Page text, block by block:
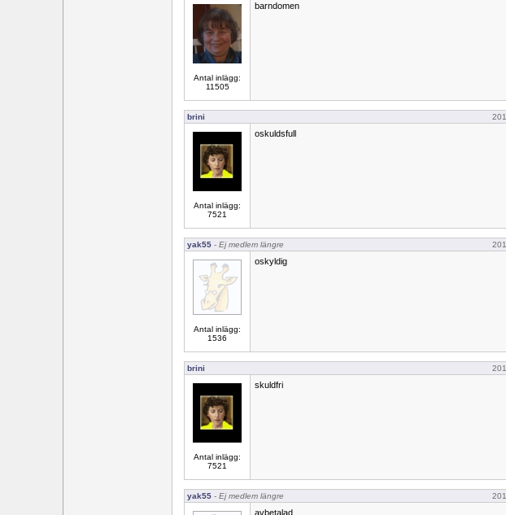
Antal inlägg:
11505
barndomen
brini
Antal inlägg:
7521
oskuldsfull
yak55 - Ej medlem längre
Antal inlägg:
1536
oskyldig
brini
Antal inlägg:
7521
skuldfri
yak55 - Ej medlem längre
avbetalad